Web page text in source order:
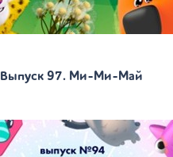
Выпуск 97. Ми-Ми-Май